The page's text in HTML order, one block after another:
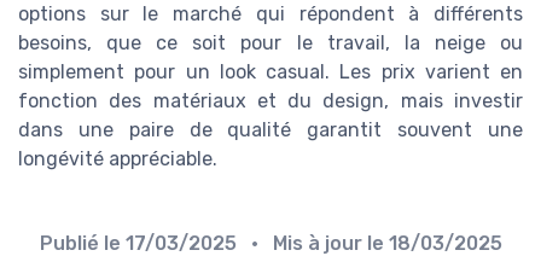
options sur le marché qui répondent à différents
besoins, que ce soit pour le travail, la neige ou
simplement pour un look casual. Les prix varient en
fonction des matériaux et du design, mais investir
dans une paire de qualité garantit souvent une
longévité appréciable.
Publié le 17/03/2025 • Mis à jour le 18/03/2025